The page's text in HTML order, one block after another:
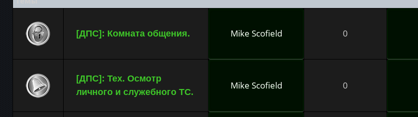
[ДПС]: Комната общения. Mike Scofield 0
[ДПС]: Тех. Осмотр
личного и служебного ТС.
Mike Scofield 0